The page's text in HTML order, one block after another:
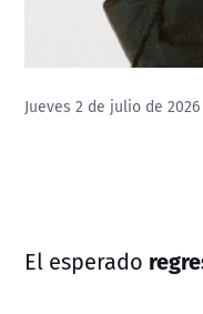
Jueves 2 de julio de 2026
El esperado